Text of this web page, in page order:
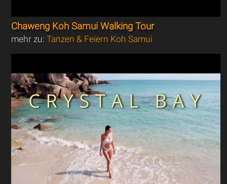
Chaweng Koh Samui Walking Tour
mehr zu:Tanzen & Feiern Koh Samui